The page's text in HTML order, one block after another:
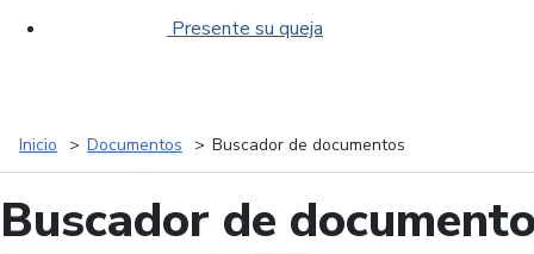
Presente su queja
Inicio Documentos Buscador de documentos
Buscador de